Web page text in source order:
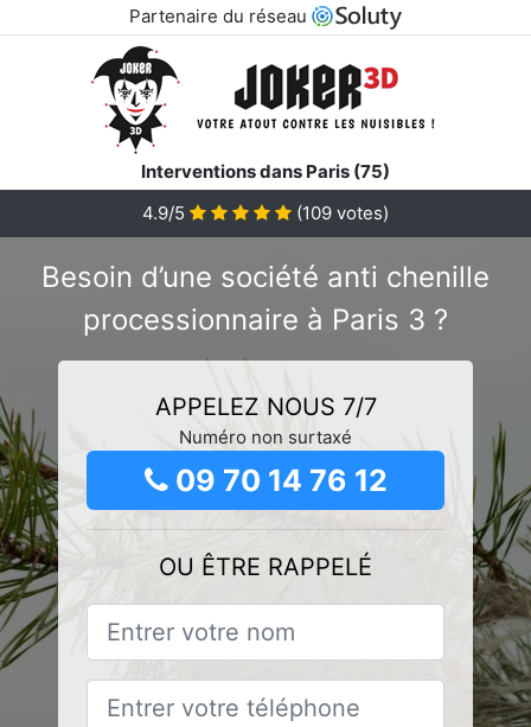
Partenaire du réseau
Interventions dans Paris (75)
4.9/5
(109 votes)
Besoin d’une société anti chenille
processionnaire à Paris 3 ?
APPELEZ NOUS 7/7
Numéro non surtaxé
09 70 14 76 12
OU ÊTRE RAPPELÉ